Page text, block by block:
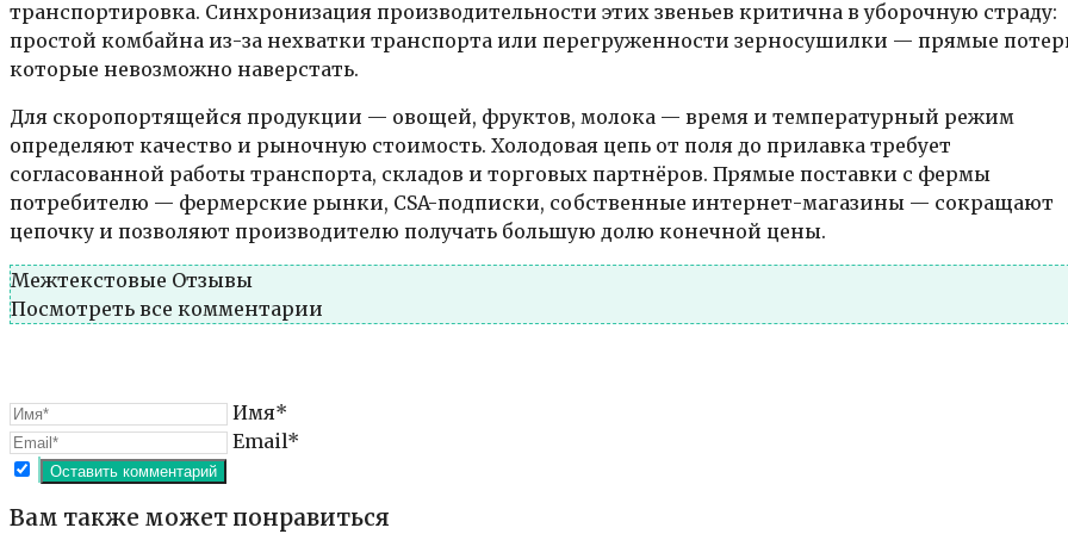
транспортировка. Синхронизация производительности этих звеньев критична в уборочную страду:
простой комбайна из-за нехватки транспорта или перегруженности зерносушилки — прямые
которые невозможно наверстать.
Для скоропортящейся продукции — овощей, фруктов, молока — время и температурный режим
определяют качество и рыночную стоимость. Холодовая цепь от поля до прилавка требует
согласованной работы транспорта, складов и торговых партнёров. Прямые поставки с фермы
потребителю — фермерские рынки, CSA-подписки, собственные интернет-магазины — сокращают
цепочку и позволяют производителю получать большую долю конечной цены.
Межтекстовые Отзывы
Посмотреть все комментарии
Имя*
Email*
Вам также может понравиться